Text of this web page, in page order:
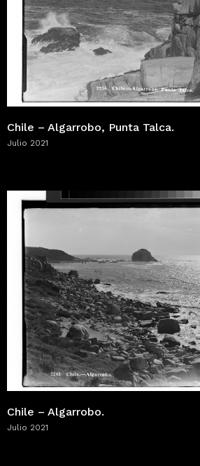
Chile – Algarrobo, Punta Talca.
Julio 2021
Chile – Algarrobo.
Julio 2021